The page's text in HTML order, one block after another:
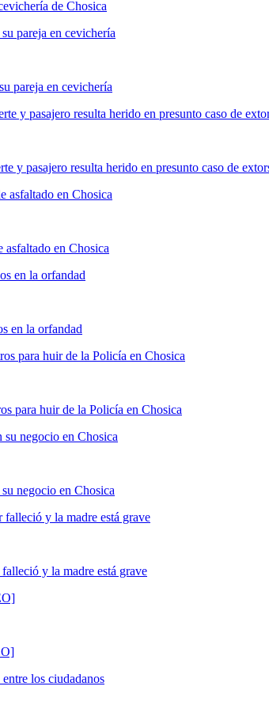
pareja en cevichería
y pasajero resulta herido en presunto caso de
asfaltado en Chosica
en la orfandad
para huir de la Policía en Chosica
su negocio en Chosica
y la madre está grave
los ciudadanos